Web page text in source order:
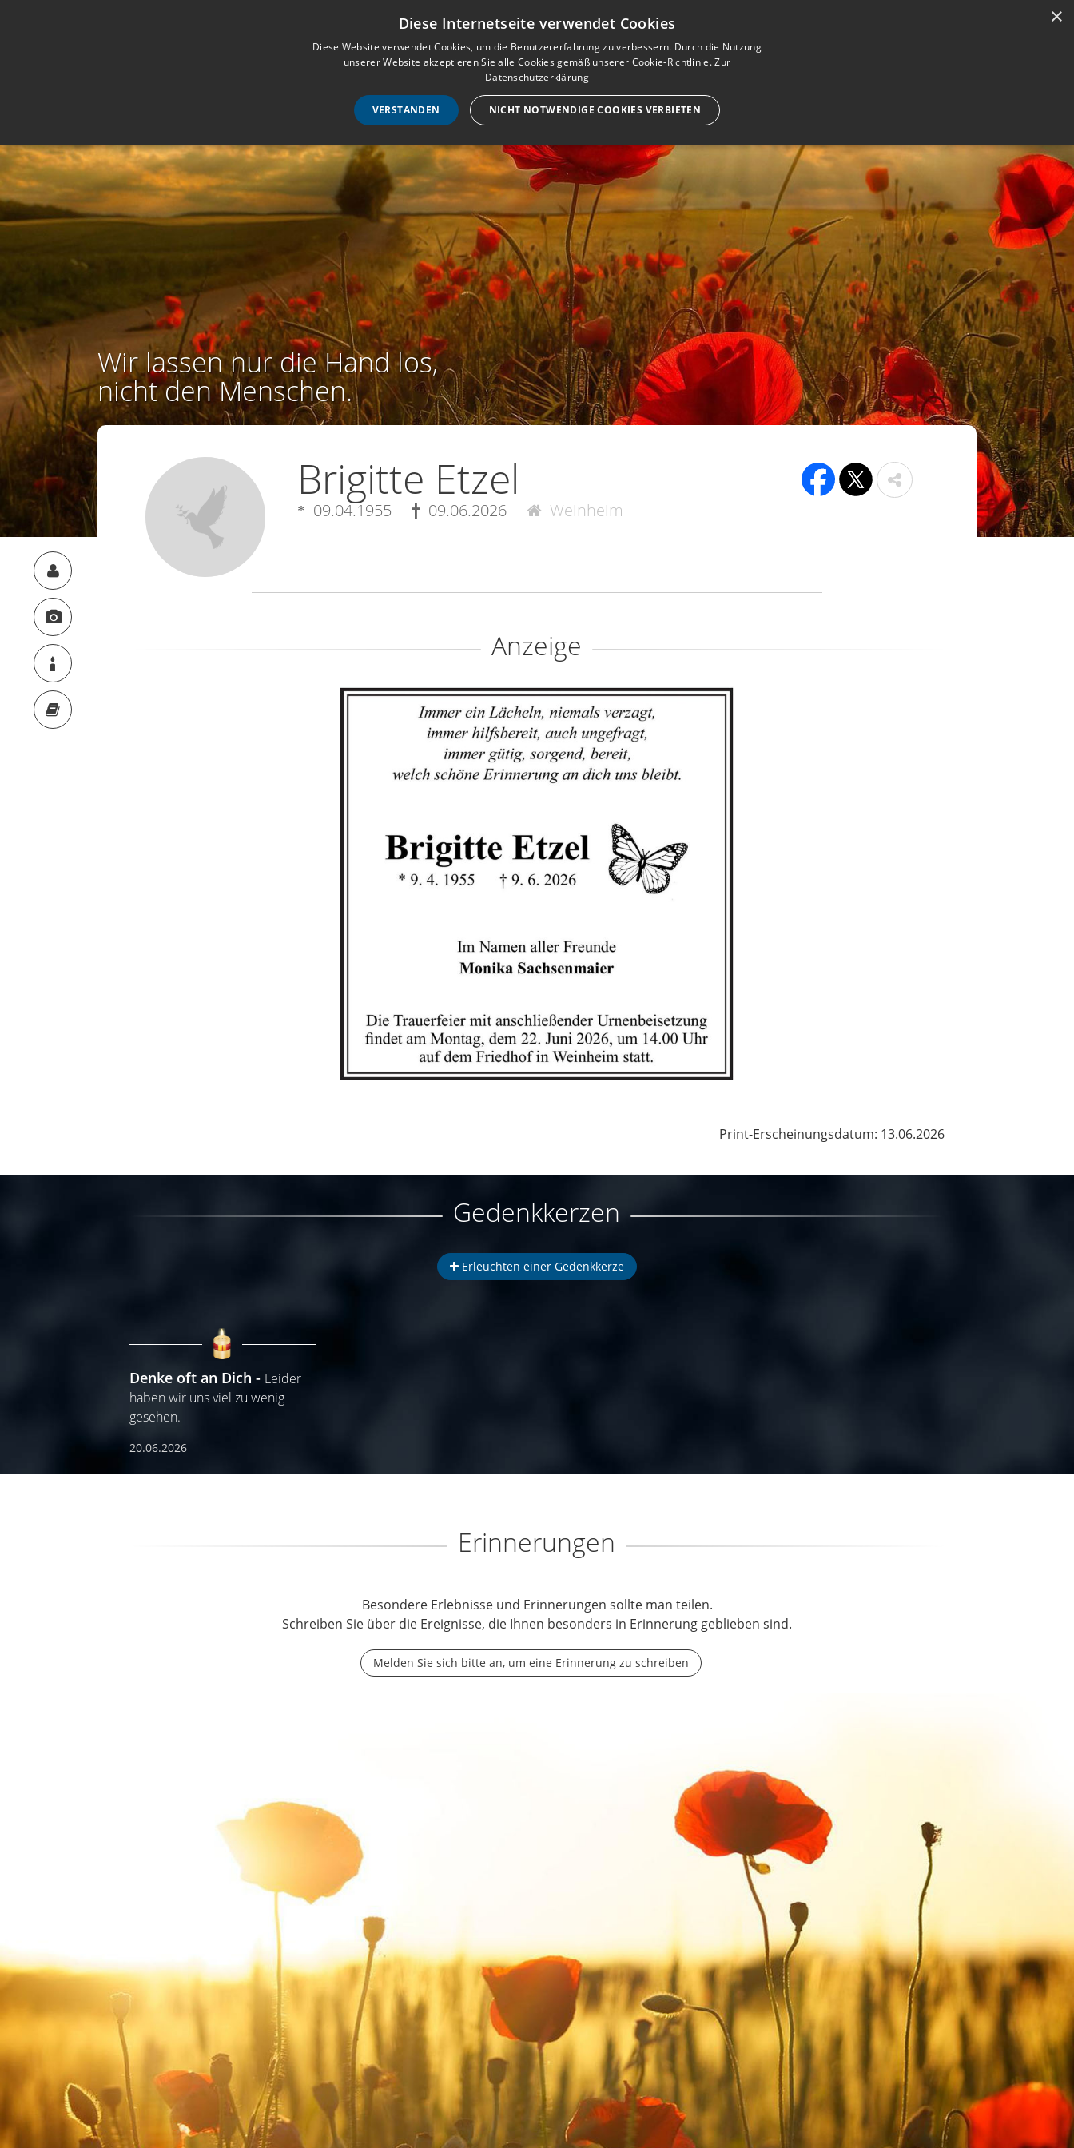
Musterbuch für Traueranzeigen
STARTSEITE HILFE IM TRAUERFALL
Wir lassen nur die Hand los,
nicht den Menschen.
Brigitte Etzel
09.04.1955 09.06.2026 Weinheim
Anzeige
Print-Erscheinungsdatum: 13.06.2026
Gedenkkerzen
Erleuchten einer Gedenkkerze
Denke oft an Dich
Leider
haben wir uns viel zu wenig
gesehen.
20.06.2026
Erinnerungen
Besondere Erlebnisse und Erinnerungen sollte man teilen.
Schreiben Sie über die Ereignisse, die Ihnen besonders in Erinnerung geblieben sind.
Melden Sie sich bitte an, um eine Erinnerung zu schreiben
×
Diese Internetseite verwendet Cookies
Diese Website verwendet Cookies, um die Benutzererfahrung zu verbessern. Durch die Nutzung
unserer Website akzeptieren Sie alle Cookies gemäß unserer Cookie-Richtlinie.Zur
Datenschutzerklärung
VERSTANDEN NICHT NOTWENDIGE COOKIES VERBIETEN